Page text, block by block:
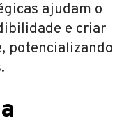
ajudam o
e criar
potencializando